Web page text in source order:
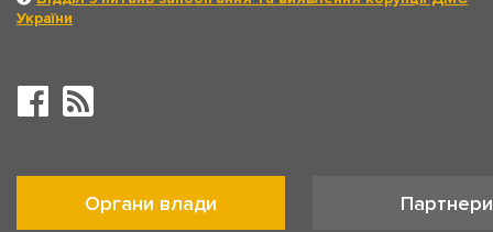
України
Органи влади Партнери